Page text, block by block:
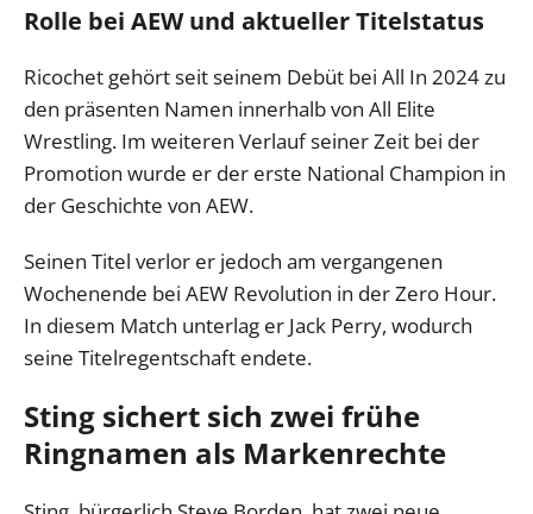
Rolle bei AEW und aktueller Titelstatus
Ricochet gehört seit seinem Debüt bei All In 2024 zu
den präsenten Namen innerhalb von All Elite
Wrestling. Im weiteren Verlauf seiner Zeit bei der
Promotion wurde er der erste National Champion in
der Geschichte von AEW.
Seinen Titel verlor er jedoch am vergangenen
Wochenende bei AEW Revolution in der Zero Hour.
In diesem Match unterlag er Jack Perry, wodurch
seine Titelregentschaft endete.
Sting sichert sich zwei frühe
Ringnamen als Markenrechte